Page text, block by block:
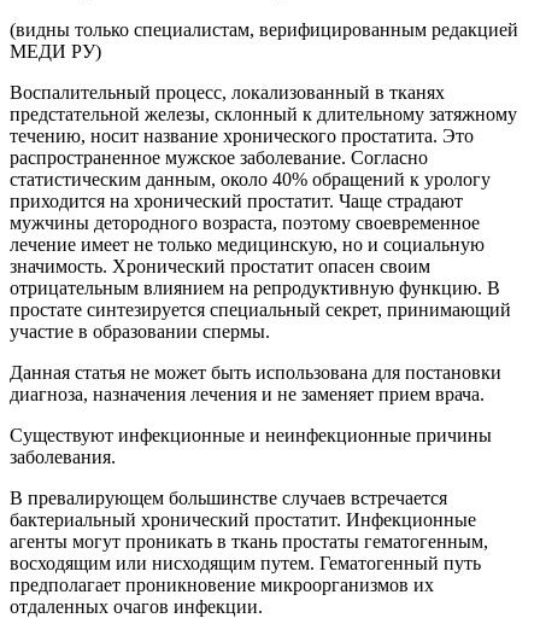
(видны только специалистам, верифицированным редакцией
МЕДИ РУ)
Воспалительный процесс, локализованный в тканях
предстательной железы, склонный к длительному затяжному
течению, носит название хронического простатита. Это
распространенное мужское заболевание. Согласно
статистическим данным, около 40% обращений к урологу
приходится на хронический простатит. Чаще страдают
мужчины детородного возраста, поэтому своевременное
лечение имеет не только медицинскую, но и социальную
значимость. Хронический простатит опасен своим
отрицательным влиянием на репродуктивную функцию. В
простате синтезируется специальный секрет, принимающий
участие в образовании спермы.
Данная статья не может быть использована для постановки
диагноза, назначения лечения и не заменяет прием врача.
Существуют инфекционные и неинфекционные причины
заболевания.
В превалирующем большинстве случаев встречается
бактериальный хронический простатит. Инфекционные
агенты могут проникать в ткань простаты гематогенным,
восходящим или нисходящим путем. Гематогенный путь
предполагает проникновение микроорганизмов их
отдаленных очагов инфекции.